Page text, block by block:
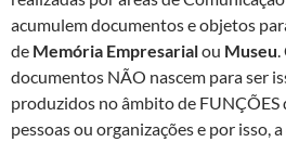
acumulem documentos e objetos
de Memória Empresarialou Museu
documentos NÃO nascem para ser
produzidos no âmbito de FUNÇÕES
pessoas ou organizações e por isso,